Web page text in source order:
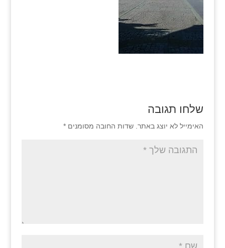
שלחו תגובה
האימייל לא יוצג באתר. שדות החובה מסומנים *